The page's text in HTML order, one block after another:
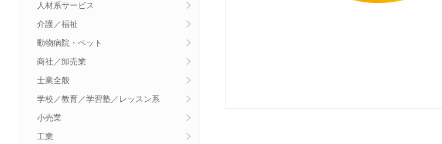
人材系サービス
介護／福祉
動物病院・ペット
商社／卸売業
士業全般
学校／教育／学習塾／レッスン系
小売業
工業